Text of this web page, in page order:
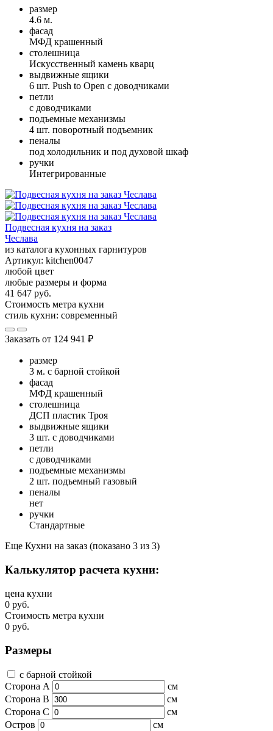
размер
4.6 м.
фасад
МФД крашенный
столешница
Искусственный камень кварц
выдвижные ящики
6 шт. Push to Open с доводчиками
петли
с доводчиками
подъемные механизмы
4 шт. поворотный подъемник
пеналы
под холодильник и под духовой шкаф
ручки
Интегрированные
Подвесная кухня на заказ
Чеслава
из каталога кухонных гарнитуров
Артикул: kitchen0047
любой цвет
любые размеры и форма
41 647 руб.
Стоимость метра кухни
стиль кухни: современный
Заказать от 124 941 ₽
размер
3 м. с барной стойкой
фасад
МФД крашенный
столешница
ДСП пластик Троя
выдвижные ящики
3 шт. с доводчиками
петли
с доводчиками
подъемные механизмы
2 шт. подъемный газовый
пеналы
нет
ручки
Стандартные
Еще Кухни на заказ (показано 3 из 3)
Калькулятор расчета кухни:
цена кухни
0 руб.
Стоимость метра кухни
0 руб.
Размеры
с барной стойкой
Сторона А
см
Сторона B
см
Сторона C
см
Остров
см